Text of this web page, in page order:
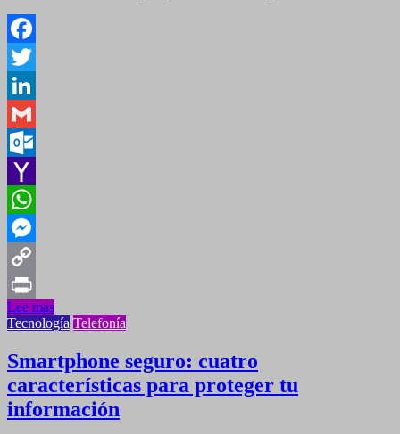
Facebook
Twitter
LinkedIn
Gmail
Outlook.com
Yahoo
Mail
WhatsApp
Messenger
Copy
Link
Print
Lee mas
Tecnología Telefonía
Smartphone seguro: cuatro
características para proteger tu
información